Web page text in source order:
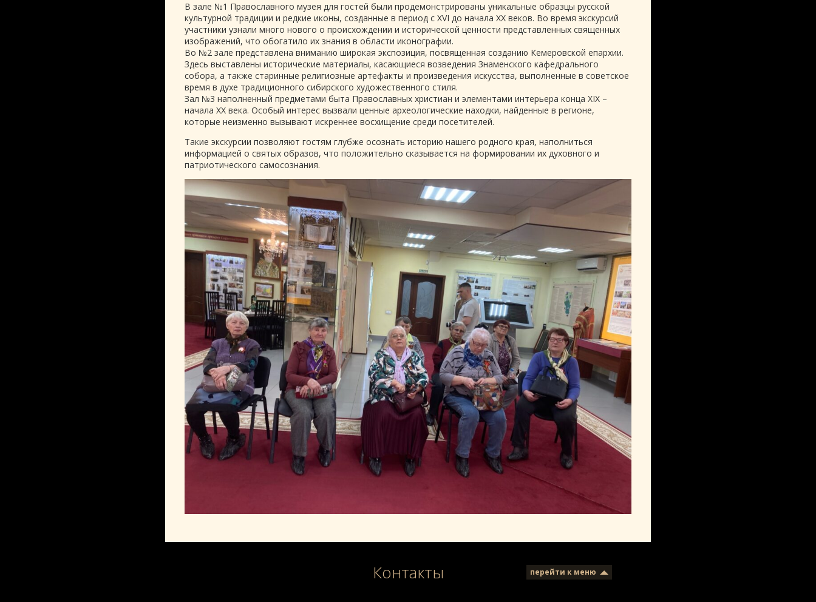
В зале №1 Православного музея для гостей были продемонстрированы уникальные образцы русской
культурной традиции и редкие иконы, созданные в период с XVI до начала XX веков. Во время экскурсий
участники узнали много нового о происхождении и исторической ценности представленных священных
изображений, что обогатило их знания в области иконографии.
Во №2 зале представлена вниманию широкая экспозиция, посвященная созданию Кемеровской епархии.
Здесь выставлены исторические материалы, касающиеся возведения Знаменского кафедрального
собора, а также старинные религиозные артефакты и произведения искусства, выполненные в советское
время в духе традиционного сибирского художественного стиля.
Зал №3 наполненный предметами быта Православных христиан и элементами интерьера конца XIX –
начала XX века. Особый интерес вызвали ценные археологические находки, найденные в регионе,
которые неизменно вызывают искреннее восхищение среди посетителей.
Такие экскурсии позволяют гостям глубже осознать историю нашего родного края, наполниться
информацией о святых образов, что положительно сказывается на формировании их духовного и
патриотического самосознания.
Контакты перейти к меню